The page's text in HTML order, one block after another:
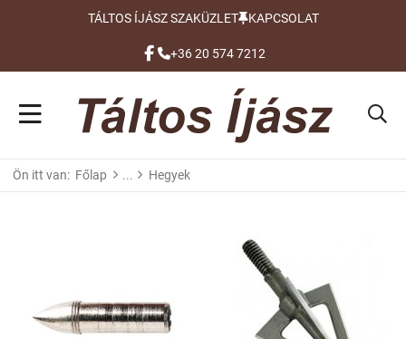
TÁLTOS ÍJÁSZ SZAKÜZLET KAPCSOLAT
FACEBOOK
+36 20 574 7212
Ön itt van: Főlap Hegyek